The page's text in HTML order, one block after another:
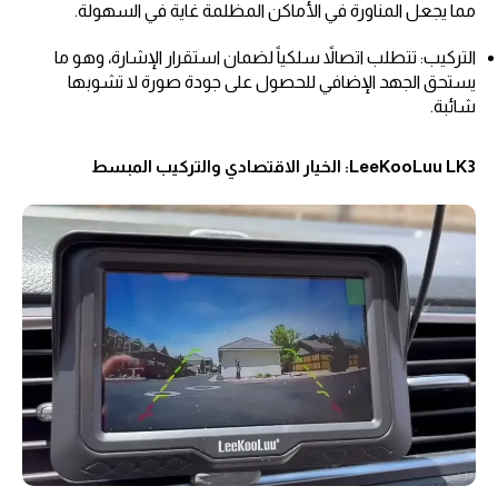
مما يجعل المناورة في الأماكن المظلمة غاية في السهولة.
التركيب: تتطلب اتصالاً سلكياً لضمان استقرار الإشارة، وهو ما
يستحق الجهد الإضافي للحصول على جودة صورة لا تشوبها
شائبة.
LeeKooLuu LK3: الخيار الاقتصادي والتركيب المبسط